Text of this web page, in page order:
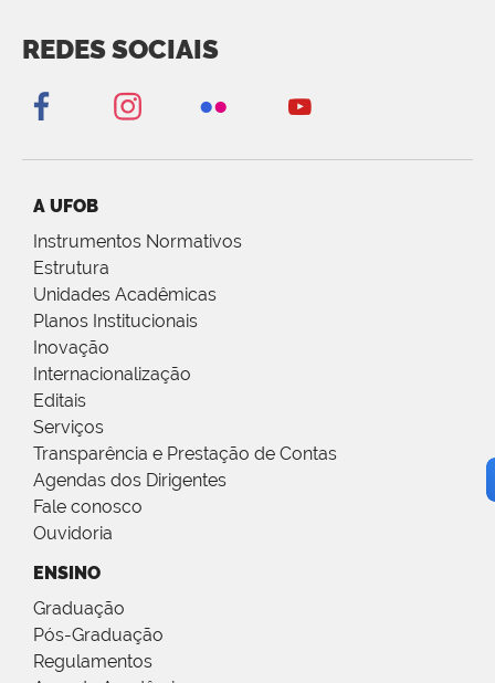
REDES SOCIAIS
A UFOB
Instrumentos Normativos
Estrutura
Unidades Acadêmicas
Planos Institucionais
Inovação
Internacionalização
Editais
Serviços
Transparência e Prestação de Contas
Agendas dos Dirigentes
Fale conosco
Ouvidoria
ENSINO
Graduação
Pós-Graduação
Regulamentos